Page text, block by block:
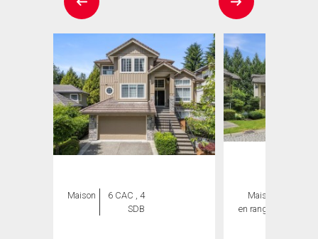
Maison
6 CAC , 4
SDB
Maison
en rangée